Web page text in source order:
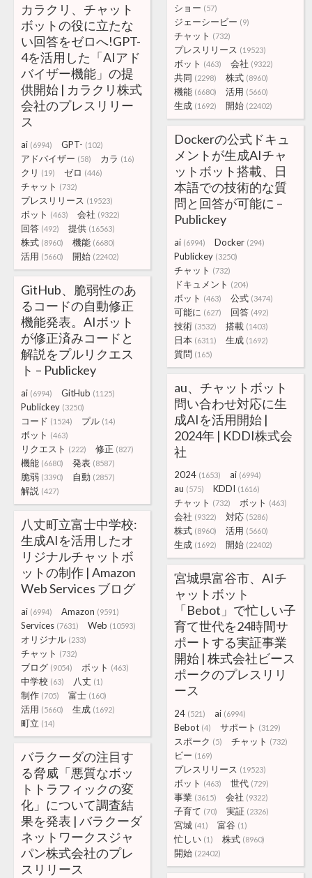
ショー (57)
ジェーシービー (9)
チャット (732)
プレスリリース (19523)
ボット (463) 会社 (9322)
共同 (2298) 株式 (8960)
機能 (6680) 活用 (5660)
生成 (1692) 開始 (22402)
カラクリ、チャット
ボットの役に立たな
い回答をゼロへ!GPT-
4を活用した「AIアド
バイザー機能」の提
供開始 | カラクリ株式
会社のプレスリリー
ス
ai (6994) GPT- (102)
アドバイザー (58) カラ (16)
クリ (19) ゼロ (446)
チャット (732)
プレスリリース (19523)
ボット (463) 会社 (9322)
回答 (492) 提供 (16563)
株式 (8960) 機能 (6680)
活用 (5660) 開始 (22402)
Dockerの公式ドキュ
メントが生成AIチャ
ットボット搭載、日
本語での技術的な質
問と回答が可能に –
Publickey
ai (6994) Docker (294)
Publickey (3250)
チャット (732)
ドキュメント (204)
ボット (463) 公式 (3474)
可能に (627) 回答 (492)
技術 (3532) 搭載 (1403)
日本 (6311) 生成 (1692)
質問 (165)
GitHub、脆弱性のあ
るコードの自動修正
機能発表。AIボット
が修正済みコードと
解説をプルリクエス
ト – Publickey
ai (6994) GitHub (1125)
Publickey (3250)
コード (1524) プル (14)
ボット (463)
リクエスト (222) 修正 (827)
機能 (6680) 発表 (8587)
脆弱 (3390) 自動 (2857)
解説 (427)
au、チャットボット
問い合わせ対応に生
成AIを活用開始 |
2024年 | KDDI株式会
社
2024 (1653) ai (6994)
au (575) KDDI (1616)
チャット (732) ボット (463)
会社 (9322) 対応 (5286)
株式 (8960) 活用 (5660)
生成 (1692) 開始 (22402)
八丈町立富士中学校:
生成AIを活用したオ
リジナルチャットボ
ットの制作 | Amazon
Web Services ブログ
ai (6994) Amazon (9591)
Services (7631) Web (10593)
オリジナル (233)
チャット (732)
ブログ (9054) ボット (463)
中学校 (63) 八丈 (1)
制作 (705) 富士 (160)
活用 (5660) 生成 (1692)
町立 (14)
宮城県富谷市、AIチ
ャットボット
「Bebot」で忙しい子
育て世代を24時間サ
ポートする実証事業
開始 | 株式会社ビース
ポークのプレスリリ
ース
24 (521) ai (6994)
Bebot (4) サポート (3129)
スポーク (5) チャット (732)
ビー (169)
プレスリリース (19523)
ボット (463) 世代 (729)
事業 (3615) 会社 (9322)
子育て (70) 実証 (2326)
宮城 (41) 富谷 (1)
忙しい (1) 株式 (8960)
開始 (22402)
バラクーダの注目す
る脅威「悪質なボッ
トトラフィックの変
化」について調査結
果を発表 | バラクーダ
ネットワークスジャ
パン株式会社のプレ
スリリース